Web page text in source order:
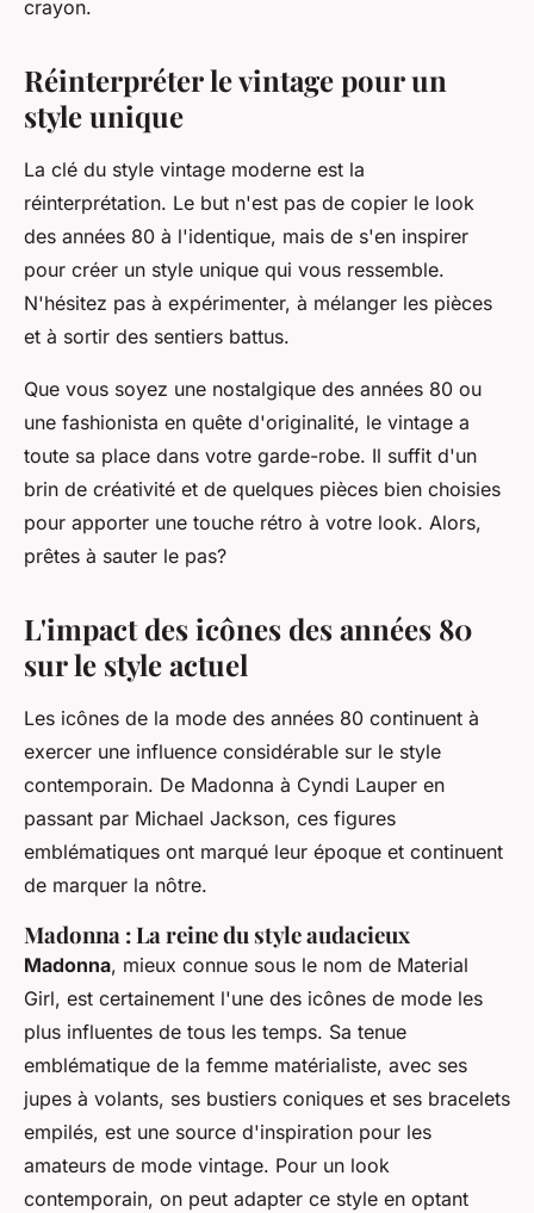
crayon.
Réinterpréter le vintage pour un
style unique
La clé du style vintage moderne est la
réinterprétation. Le but n'est pas de copier le look
des années 80 à l'identique, mais de s'en inspirer
pour créer un style unique qui vous ressemble.
N'hésitez pas à expérimenter, à mélanger les pièces
et à sortir des sentiers battus.
Que vous soyez une nostalgique des années 80 ou
une fashionista en quête d'originalité, le vintage a
toute sa place dans votre garde-robe. Il suffit d'un
brin de créativité et de quelques pièces bien choisies
pour apporter une touche rétro à votre look. Alors,
prêtes à sauter le pas?
L'impact des icônes des années 80
sur le style actuel
Les icônes de la mode des années 80 continuent à
exercer une influence considérable sur le style
contemporain. De Madonna à Cyndi Lauper en
passant par Michael Jackson, ces figures
emblématiques ont marqué leur époque et continuent
de marquer la nôtre.
Madonna : La reine du style audacieux
Madonna, mieux connue sous le nom de Material
Girl, est certainement l'une des icônes de mode les
plus influentes de tous les temps. Sa tenue
emblématique de la femme matérialiste, avec ses
jupes à volants, ses bustiers coniques et ses bracelets
empilés, est une source d'inspiration pour les
amateurs de mode vintage. Pour un look
contemporain, on peut adapter ce style en optant